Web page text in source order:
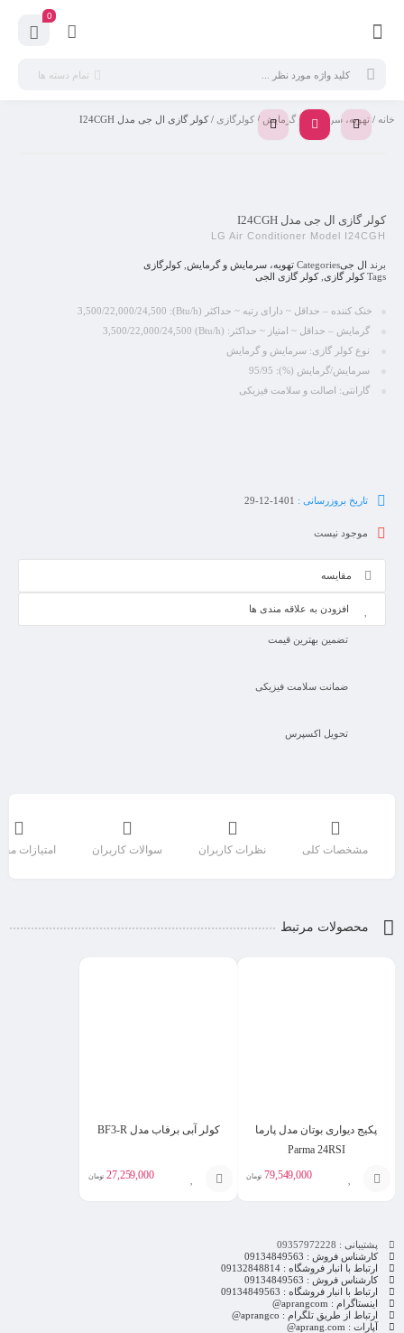
0
تمام دسته ها
خانه / تهویه، سرمایش و گرمایش / کولرگازی / کولر گازی ال جی مدل I24CGH
کولر گازی ال جی مدل I24CGH
LG Air Conditioner Model I24CGH
برند ال جیCategories تهویه، سرمایش و گرمایش ,کولرگازی
Tags کولر گازی ,کولر گازی الجی
خنک کننده – حداقل ~ دارای رتبه ~ حداکثر (Btu/h): 3,500/22,000/24,500
گرمایش – حداقل ~ امتیاز ~ حداکثر: (Btu/h) 3,500/22,000/24,500
نوع کولر گازی: سرمایش و گرمایش
سرمایش/گرمایش (%): 95/95
گارانتی: اصالت و سلامت فیزیکی
تاریخ بروزرسانی : 1401-12-29
موجود نیست
مقایسه
افزودن به علاقه مندی ها
تضمین بهترین قیمت
ضمانت سلامت فیزیکی
تحویل اکسپرس
مشخصات کلی نظرات کاربران سوالات کاربران امتیازات
محصولات مرتبط
پکیج دیواری بوتان مدل پارما
Parma 24RSI
79,549,000 تومان
سبد
کولر آبی برفاب مدل BF3-R
27,259,000 تومان
پشتیبانی : 09357972228
کارشناس فروش : 09134849563
ارتباط با انبار فروشگاه : 09132848814
کارشناس فروش : 09134849563
ارتباط با انبار فروشگاه : 09134849563
اینستاگرام : aprangcom@
ارتباط از طریق تلگرام : aprangco@
آپارات : aprang.com@